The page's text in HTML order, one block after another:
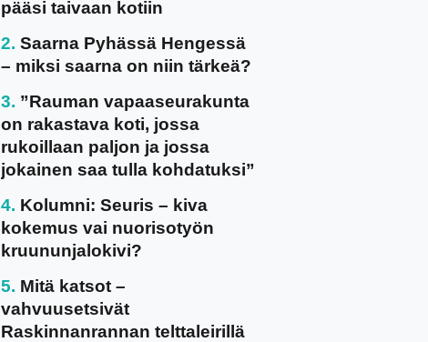
pääsi taivaan kotiin
Saarna Pyhässä Hengessä
– miksi saarna on niin tärkeä?
”Rauman vapaaseurakunta
on rakastava koti, jossa
rukoillaan paljon ja jossa
jokainen saa tulla kohdatuksi”
Kolumni: Seuris – kiva
kokemus vai nuorisotyön
kruununjalokivi?
Mitä katsot –
vahvuusetsivät
Raskinnanrannan telttaleirillä